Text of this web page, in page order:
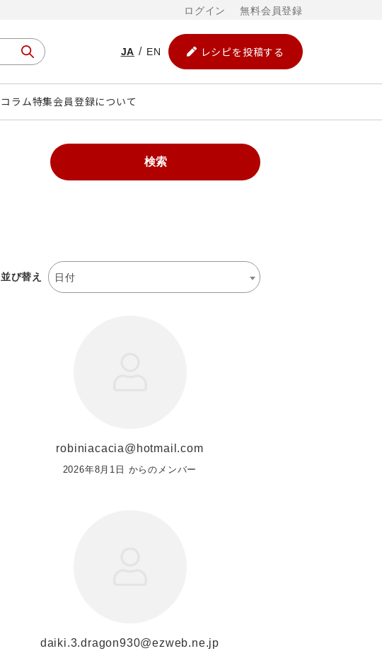
ログイン 無料会員登録
JA EN レシピを投稿する
コラム特集会員登録について
検索
並び替え 日付
robiniacacia@hotmail.com
2026年8月1日 からのメンバー
daiki.3.dragon930@ezweb.ne.jp